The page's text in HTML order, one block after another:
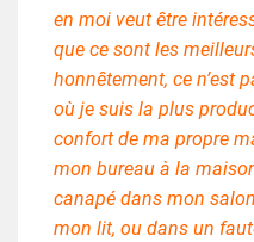
en moi veut être
que ce sont les
honnêtement, ce n’est
où je suis la plus
confort de ma propre
mon bureau à la
canapé dans mon
mon lit, ou dans un